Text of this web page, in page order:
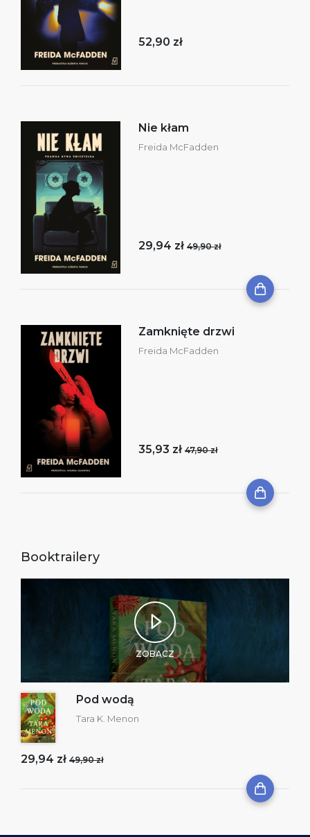
52,90 zł
Nie kłam
Freida McFadden
29,94 zł 49,90 zł
Zamknięte drzwi
Freida McFadden
35,93 zł 47,90 zł
Booktrailery
ZOBACZ
Pod wodą
Tara K. Menon
29,94 zł 49,90 zł